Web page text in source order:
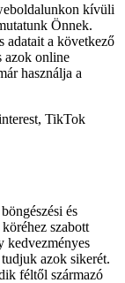
kívüli
Önnek.
adatait a következő
azok online
használja a
TikTok
és
szabott
kedvezményes
azok sikerét.
féltől származó